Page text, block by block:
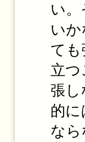
い
い
て
立
張し
的
な